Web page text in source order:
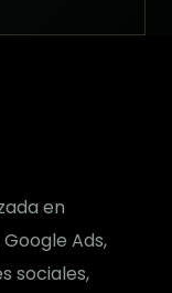
en
Ads,
sociales,